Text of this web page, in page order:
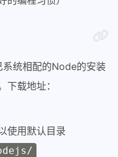
统相配的Node的安装
载地址：
使用默认目录